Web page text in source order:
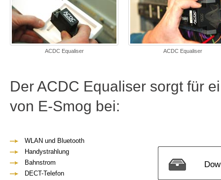
ACDC Equaliser ACDC Equaliser
Der ACDC Equaliser sorgt für
von E-Smog bei:
WLAN und Bluetooth
Handystrahlung
Bahnstrom
DECT-Telefon